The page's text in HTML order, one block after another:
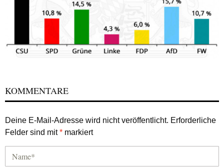
KOMMENTARE
Deine E-Mail-Adresse wird nicht veröffentlicht. Erforderliche
Felder sind mit* markiert